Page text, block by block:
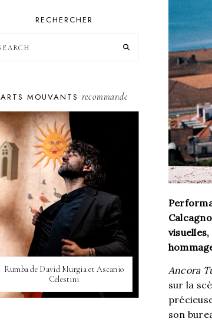
Ancora
sur la
son
RECHERCHER
ARTS MOUVANTS recommande
Rumba de David Murgia et Ascanio
Celestini